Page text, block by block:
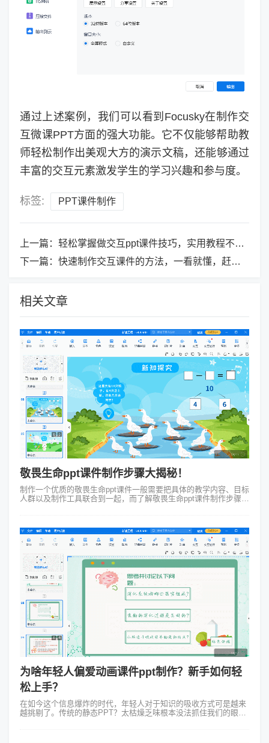
通过上述案例，我们可以看到Focusky在制作交
互微课PPT方面的强大功能。它不仅能够帮助教
师轻松制作出美观大方的演示文稿，还能够通过
丰富的交互元素激发学生的学习兴趣和参与度。
标签: PPT课件制作
上一篇： 轻松掌握做交互ppt课件技巧，实用教程不容错过！
下一篇： 快速制作交互课件的方法，一看就懂，赶紧收藏别错过！
相关文章
敬畏生命ppt课件制作步骤大揭秘！
制作一个优质的敬畏生命ppt课件一般需要把具体的教学内容、目标
人群以及制作工具联合到一起，而了解敬畏生命ppt课件制作步骤对
为啥年轻人偏爱动画课件ppt制作？新手如何轻
松上手？
在如今这个信息爆炸的时代，年轻人对于知识的吸收方式可是越来
越挑剔了。传统的静态PPT？太枯燥乏味根本没法抓住我们的眼